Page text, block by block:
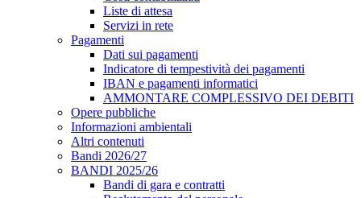
Liste di attesa
Servizi in rete
Pagamenti
Dati sui pagamenti
Indicatore di tempestività dei pagamenti
IBAN e pagamenti informatici
AMMONTARE COMPLESSIVO DEI DEBITI
Opere pubbliche
Informazioni ambientali
Altri contenuti
Bandi 2026/27
BANDI 2025/26
Bandi di gara e contratti